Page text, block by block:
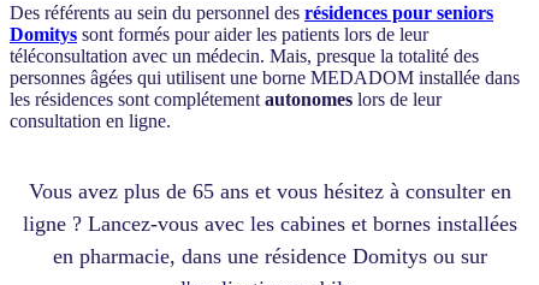
Des référents au sein du personnel des résidences pour seniors
Domitys sont formés pour aider les patients lors de leur
téléconsultation avec un médecin. Mais, presque la totalité des
personnes âgées qui utilisent une borne MEDADOM installée dans
les résidences sont complétement autonomes lors de leur
consultation en ligne.
Vous avez plus de 65 ans et vous hésitez à consulter en
ligne ? Lancez-vous avec les cabines et bornes installées
en pharmacie, dans une résidence Domitys ou sur